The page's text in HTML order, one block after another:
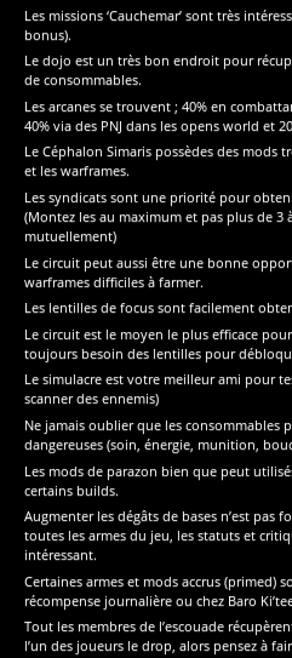
Les missions ‘Cauchemar’ sont très
bonus).
Le dojo est un très bon endroit pour
de consommables.
Les arcanes se trouvent ; 40% en
40% via des PNJ dans les opens world et
Le Céphalon Simaris possèdes des mods
et les warframes.
Les syndicats sont une priorité pour
(Montez les au maximum et pas plus de 3
mutuellement)
Le circuit peut aussi être une bonne
warframes difficiles à farmer.
Les lentilles de focus sont facilement
Le circuit est le moyen le plus efficace
toujours besoin des lentilles pour
Le simulacre est votre meilleur ami pour
scanner des ennemis)
Ne jamais oublier que les consommables
dangereuses (soin, énergie, munition,
Les mods de parazon bien que peut
certains builds.
Augmenter les dégâts de bases n’est pas
toutes les armes du jeu, les statuts et
intéressant.
Certaines armes et mods accrus (primed)
récompense journalière ou chez Baro
Tout les membres de l’escouade
l’un des joueurs le drop, alors pensez à